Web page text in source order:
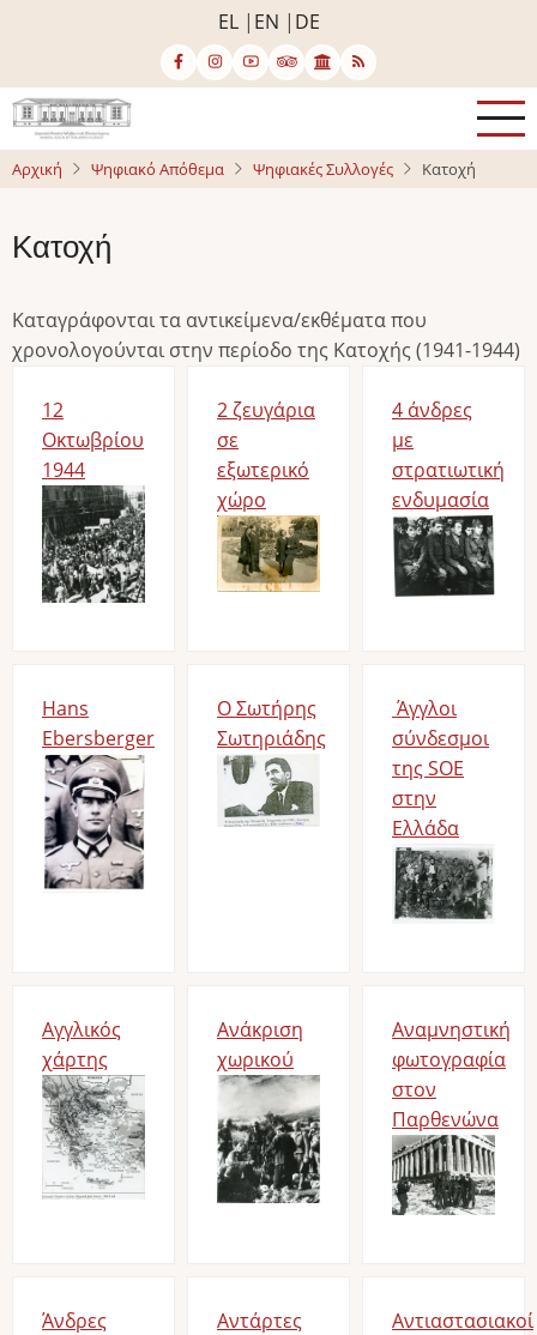
κυρίως
περιεχόμενο
EL EN DE
Αρχική Ψηφιακό Απόθεμα Ψηφιακές Συλλογές Κατοχή
Κατοχή
Καταγράφονται τα αντικείμενα/εκθέματα που
χρονολογούνται στην περίοδο της Κατοχής (1941-1944)
12
Οκτωβρίου
1944
Image
2 ζευγάρια
σε
εξωτερικό
χώρο
Image
4 άνδρες
με
στρατιωτική
ενδυμασία
Image
Hans
Ebersberger
Image
O Σωτήρης
Σωτηριάδης
Image
Άγγλοι
σύνδεσμοι
της SOE
στην
Ελλάδα
Image
Αγγλικός
χάρτης
Image
Ανάκριση
χωρικού
Image
Αναμνηστική
φωτογραφία
στον
Παρθενώνα
Image
Άνδρες
Αντάρτες
Αντιαστασιακοί